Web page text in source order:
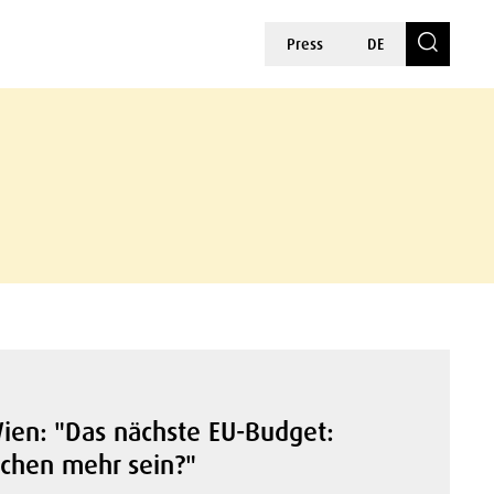
Press DE
"Das nächste EU-Budget:
mehr sein?"